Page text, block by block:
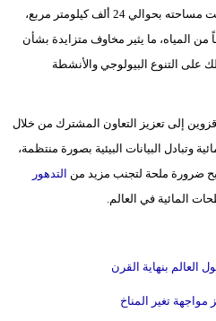
تسعينيات القرن الماضي، فيما تقلصت مساحته بحوالي 24 ألف كيلومتر مربع،
كيلومتراً مكعباً من المياه، ما يثير مخاوف متزايدة بشأن
على التنوع البيولوجي والأنشطة
إلى تعزيز التعاون المشترك من خلال
وتبادل البيانات البيئية بصورة منتظمة،
ضرورة ملحة لتجنب مزيد من التدهور
المائية في العالم.
العالم بنهاية القرن
مواجهة تغير المناخ